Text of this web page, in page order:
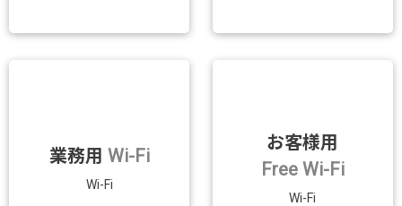
業務用 Wi-Fi
Wi-Fi
お客様用
Free Wi-Fi
Wi-Fi